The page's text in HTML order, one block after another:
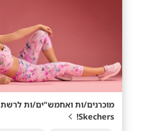
מוכרנים/ות ואחמש"ים/ות לרשת
Skechers!